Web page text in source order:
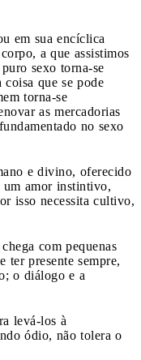
em sua encíclica
a que assistimos
sexo torna-se
coisa que se pode
torna-se
as mercadorias
no sexo
e divino, oferecido
um amor instintivo,
isso necessita cultivo,
com pequenas
ter presente sempre,
o diálogo e a
levá-los à
ódio, não tolera o